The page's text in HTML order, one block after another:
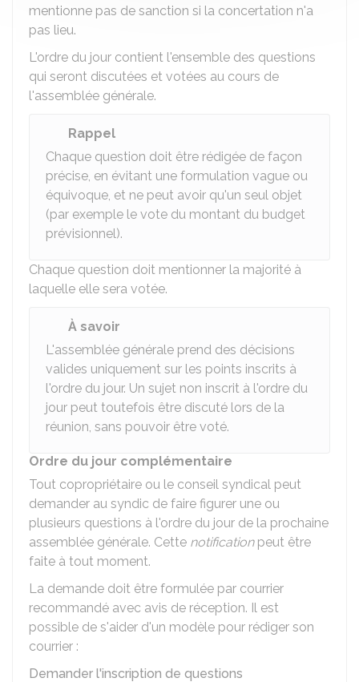
mentionne pas de sanction si la concertation n'a
pas lieu.
L'ordre du jour contient l'ensemble des questions
qui seront discutées et votées au cours de
l'assemblée générale.
Rappel
Chaque question doit être rédigée de façon
précise, en évitant une formulation vague ou
équivoque, et ne peut avoir qu'un seul objet
(par exemple le vote du montant du budget
prévisionnel).
Chaque question doit mentionner la majorité à
laquelle elle sera votée.
À savoir
L'assemblée générale prend des décisions
valides uniquement sur les points inscrits à
l'ordre du jour. Un sujet non inscrit à l'ordre du
jour peut toutefois être discuté lors de la
réunion, sans pouvoir être voté.
Ordre du jour complémentaire
Tout copropriétaire ou le conseil syndical peut
demander au syndic de faire figurer une ou
plusieurs questions à l'ordre du jour de la prochaine
assemblée générale. Cette notificationpeut être
faite à tout moment.
La demande doit être formulée par courrier
recommandé avec avis de réception. Il est
possible de s'aider d'un modèle pour rédiger son
courrier :
Demander l'inscription de questions